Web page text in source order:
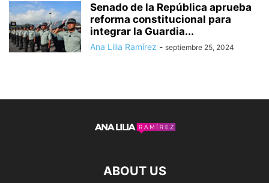
Senado de la República aprueba
reforma constitucional para
integrar la Guardia...
Ana Lilia Ramírez - septiembre 25, 2024
ABOUT US